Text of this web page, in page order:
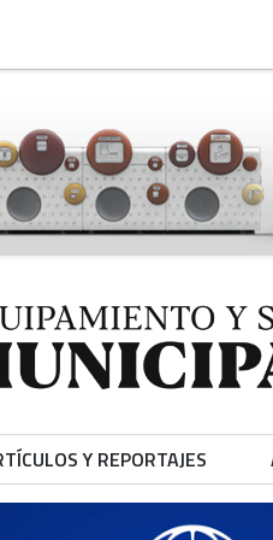
Y REPORTAJES